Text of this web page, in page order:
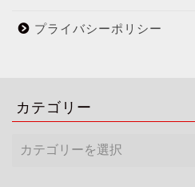
プライバシーポリシー
カテゴリー